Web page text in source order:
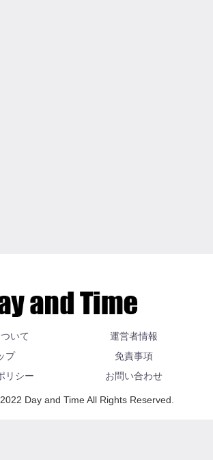
いて
運営者情報
プ
免責事項
リシー
お問い合わせ
Day and Time All Rights Reserved.